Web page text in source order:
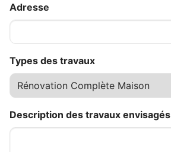
Adresse
Types des travaux
Description des travaux envisagés